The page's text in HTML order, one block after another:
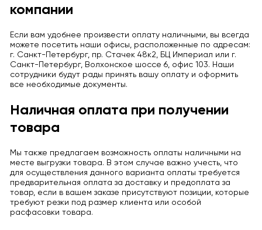
компании
Если вам удобнее произвести оплату наличными, вы всегда
можете посетить наши офисы, расположенные по адресам:
г. Санкт-Петербург, пр. Стачек 48к2, БЦ Империал или г.
Санкт-Петербург, Волхонское шоссе 6, офис 103. Наши
сотрудники будут рады принять вашу оплату и оформить
все необходимые документы.
Наличная оплата при получении
товара
Мы также предлагаем возможность оплаты наличными на
месте выгрузки товара. В этом случае важно учесть, что
для осуществления данного варианта оплаты требуется
предварительная оплата за доставку и предоплата за
товар, если в вашем заказе присутствуют позиции, которые
требуют резки под размер клиента или особой
расфасовки товара.